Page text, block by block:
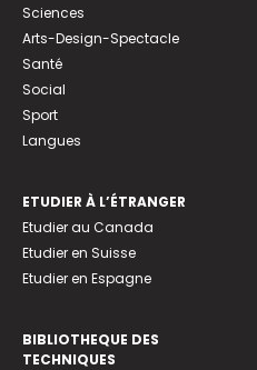
Sciences
Arts-Design-Spectacle
Santé
Social
Sport
Langues
ETUDIER À L’ÉTRANGER
Etudier au Canada
Etudier en Suisse
Etudier en Espagne
BIBLIOTHEQUE DES
TECHNIQUES